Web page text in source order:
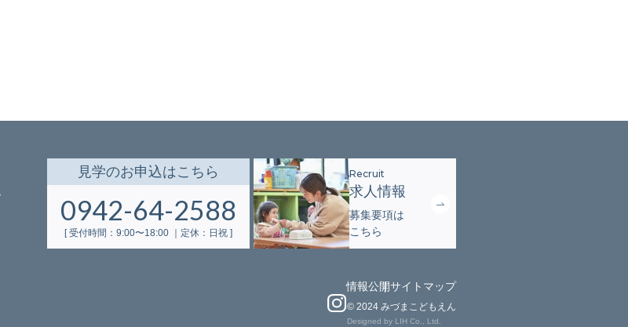
見学のお申込はこちら
0942-64-2588
[ 受付時間：9:00〜18:00 ｜定休：日祝 ]
求人情報
募集要項は
こちら
イ
情報公開サイトマップ
© 2024 みづまこどもえん
Designed by LIH Co., Ltd.